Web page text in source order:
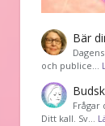
Bär
och publice…
Frågar
Ditt kall. Sv…